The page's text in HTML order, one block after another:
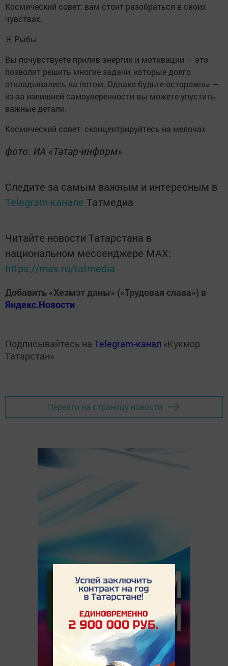
Космический совет: вам стоит разобраться в своих
чувствах.
♓ Рыбы
Вы почувствуете прилив энергии и мотивации — это
позволит решить многие задачи, которые долго
откладывались на потом. Однако будьте осторожны —
из-за излишней самоуверенности вы можете упустить
важные детали.
Космический совет: сконцентрируйтесь на мелочах.
фото: ИА «Татар-информ»
Следите за самым важным и интересным в
Telegram-канале Татмедиа
Читайте новости Татарстана в
национальном мессенджере MАХ:
https://max.ru/tatmedia
Добавить «Хезмэт даны» («Трудовая слава») в
Яндекс.Новости
Подписывайтесь на Telegram-канал «Кукмор
Татарстан»
Перейти на страницу новости